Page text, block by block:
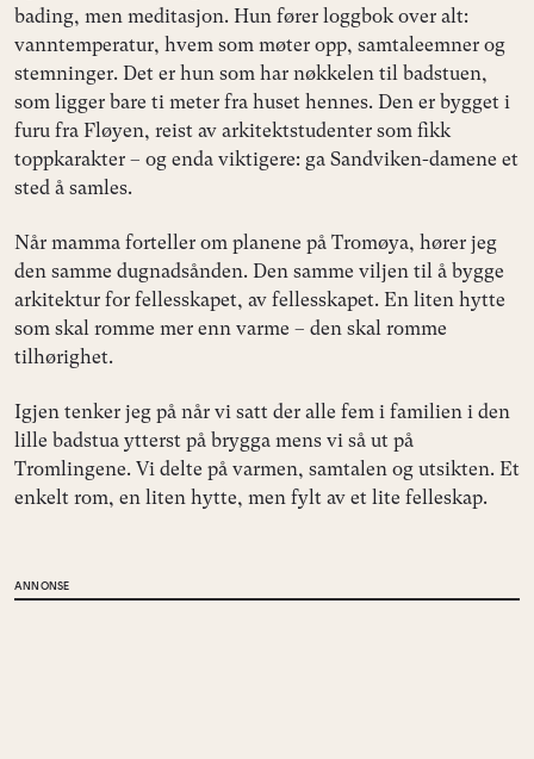
bading, men meditasjon. Hun fører loggbok over alt:
vanntemperatur, hvem som møter opp, samtaleemner og
stemninger. Det er hun som har nøkkelen til badstuen,
som ligger bare ti meter fra huset hennes. Den er bygget i
furu fra Fløyen, reist av arkitektstudenter som fikk
toppkarakter – og enda viktigere: ga Sandviken-damene et
sted å samles.
Når mamma forteller om planene på Tromøya, hører jeg
den samme dugnadsånden. Den samme viljen til å bygge
arkitektur for fellesskapet, av fellesskapet. En liten hytte
som skal romme mer enn varme – den skal romme
tilhørighet.
Igjen tenker jeg på når vi satt der alle fem i familien i den
lille badstua ytterst på brygga mens vi så ut på
Tromlingene. Vi delte på varmen, samtalen og utsikten. Et
enkelt rom, en liten hytte, men fylt av et lite felleskap.
ANNONSE